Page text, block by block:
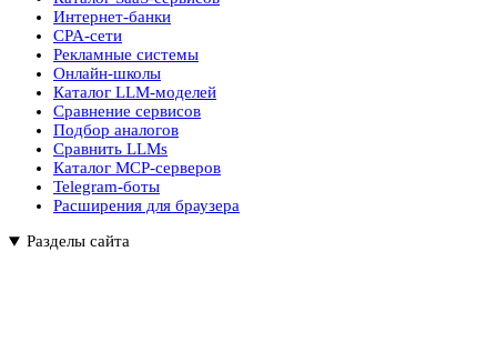
Интернет-банки
CPA-сети
Рекламные системы
Онлайн-школы
Каталог LLM-моделей
Сравнение сервисов
Подбор аналогов
Сравнить LLMs
Каталог MCP-серверов
Telegram-боты
Расширения для браузера
Разделы сайта